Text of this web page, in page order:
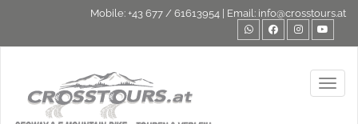
Mobile: +43 677 / 61613954 | Email: info@crosstours.at